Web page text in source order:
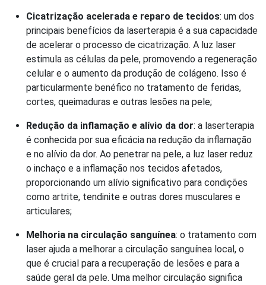
Cicatrização acelerada e reparo de tecidos: um dos
principais benefícios da laserterapia é a sua capacidade
de acelerar o processo de cicatrização. A luz laser
estimula as células da pele, promovendo a regeneração
celular e o aumento da produção de colágeno. Isso é
particularmente benéfico no tratamento de feridas,
cortes, queimaduras e outras lesões na pele;
Redução da inflamação e alívio da dor: a laserterapia
é conhecida por sua eficácia na redução da inflamação
e no alívio da dor. Ao penetrar na pele, a luz laser reduz
o inchaço e a inflamação nos tecidos afetados,
proporcionando um alívio significativo para condições
como artrite, tendinite e outras dores musculares e
articulares;
Melhoria na circulação sanguínea: o tratamento com
laser ajuda a melhorar a circulação sanguínea local, o
que é crucial para a recuperação de lesões e para a
saúde geral da pele. Uma melhor circulação significa